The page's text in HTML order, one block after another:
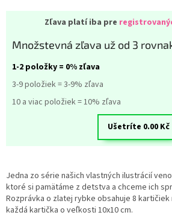
Zľava platí iba pre
Množstevná zľava už od 3
1-2 položky = 0% zľava
3-9 položiek = 3-9% zľava
10 a viac položiek = 10% zľava
Ušetríte 0.00 Kč
Jedna zo série našich vlastných ilustrácií
ktoré si pamätáme z detstva a chceme ich
Rozprávka o zlatej rybke obsahuje 8 kartičiek
každá kartička o veľkosti 10x10 cm.